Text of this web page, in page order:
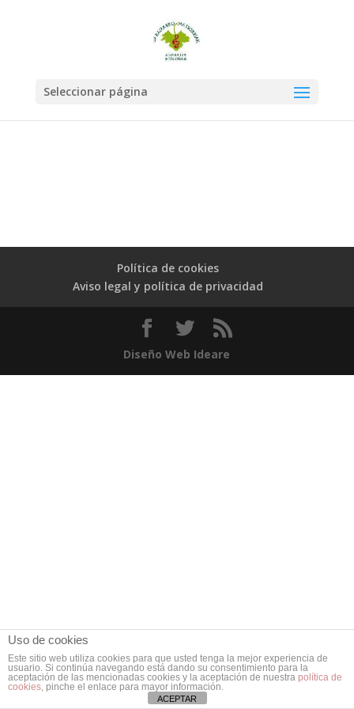
Seleccionar página
Política de cookies
Aviso legal y política de privacidad
Diseño Web Ideare
Uso de cookies
Este sitio web utiliza cookies para que usted tenga la mejor experiencia de
usuario. Si continúa navegando está dando su consentimiento para la
aceptación de las mencionadas cookies y la aceptación de nuestra política de
cookies, pinche el enlace para mayor información.
ACEPTAR